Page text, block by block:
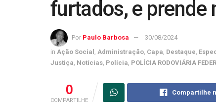
furtados, e
Por Paulo Barbosa
30/08/2024
in Ação Social Administração Capa Destaque
Justiça Notícias Polícia POLÍCIA RODOVIÁRIA
0
COMPARTILHE
Compartilhe